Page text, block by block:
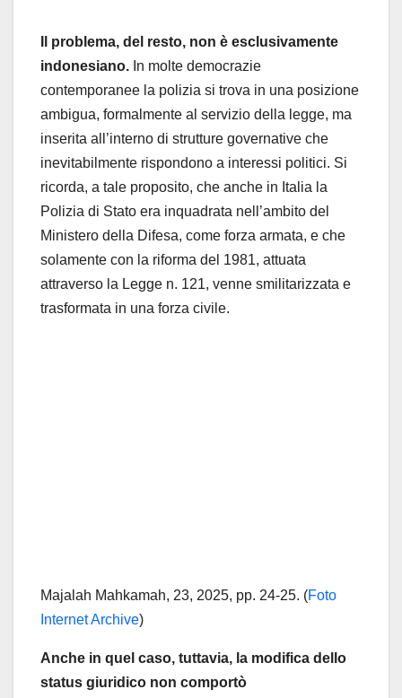
Il problema, del resto, non è esclusivamente
indonesiano. In molte democrazie
contemporanee la polizia si trova in una posizione
ambigua, formalmente al servizio della legge, ma
inserita all’interno di strutture governative che
inevitabilmente rispondono a interessi politici. Si
ricorda, a tale proposito, che anche in Italia la
Polizia di Stato era inquadrata nell’ambito del
Ministero della Difesa, come forza armata, e che
solamente con la riforma del 1981, attuata
attraverso la Legge n. 121, venne smilitarizzata e
trasformata in una forza civile.
Majalah Mahkamah, 23, 2025, pp. 24-25. (Foto
Internet Archive)
Anche in quel caso, tuttavia, la modifica dello
status giuridico non comportò